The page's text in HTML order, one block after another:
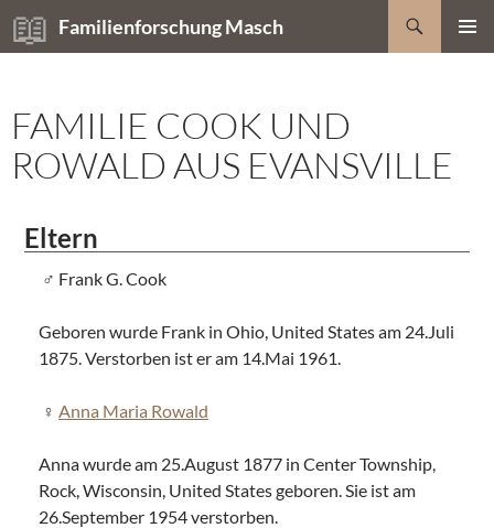
Zum
Inhalt
Familienforschung Masch
Suchen
FAMILIE COOK UND
ROWALD AUS EVANSVILLE
Eltern
Frank G. Cook
Geboren wurde Frank in Ohio, United States am 24.Juli
1875. Verstorben ist er am 14.Mai 1961.
Anna Maria Rowald
Anna wurde am 25.August 1877 in Center Township,
Rock, Wisconsin, United States geboren. Sie ist am
26.September 1954 verstorben.